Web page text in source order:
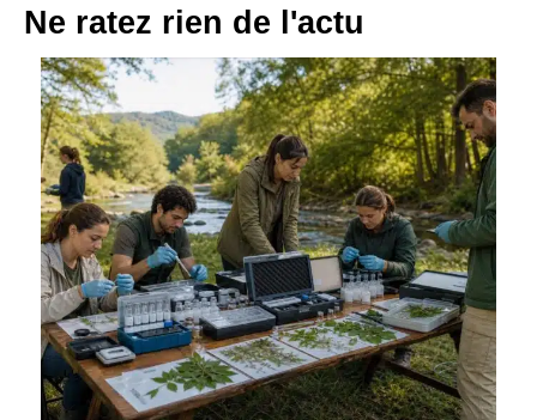
Ne ratez rien de l'actu